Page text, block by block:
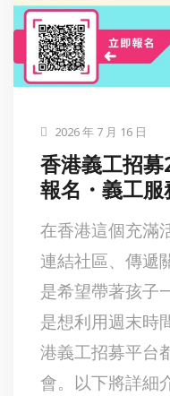
2026 年 7 月 16 日
香港義工招
報名・義工
在香港這個充滿
連結社區、傳遞
是希望帶著孩子
是想利用週末時
港義工招募平台
會。以下將詳細